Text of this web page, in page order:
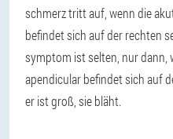
schmerz tritt auf, wenn die
befindet sich auf der rechten
symptom ist selten, nur dann,
apendicular befindet sich auf
er ist groß, sie bläht.